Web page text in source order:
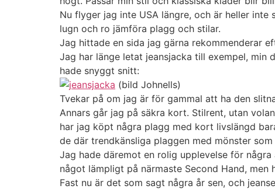
Nu flyger jag inte USA längre, och är heller
lugn och ro jämföra plagg och stilar.
Jag hittade en sida jag gärna rekommenderar
Jag har länge letat jeansjacka till exempel,
hade snyggt snitt:
(bild Johnells)
Tvekar på om jag är för gammal att ha den
Annars går jag på säkra kort. Stilrent, utan
har jag köpt några plagg med kort livslängd
de där trendkänsliga plaggen med mönster
Jag hade däremot en rolig upplevelse för
något lämpligt på närmaste Second Hand,
Fast nu är det som sagt några år sen, och